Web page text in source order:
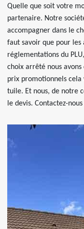
Quelle que soit votre
partenaire. Notre
accompagner dans le
faut savoir que pour
réglementations du
choix arrêté nous
prix promotionnels
tuile. Et nous, de notre
le devis. Contactez-